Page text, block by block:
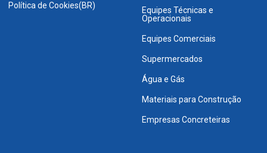
Política de Cookies(BR)
Equipes Técnicas e
Operacionais
Equipes Comerciais
Supermercados
Água e Gás
Materiais para Construção
Empresas Concreteiras